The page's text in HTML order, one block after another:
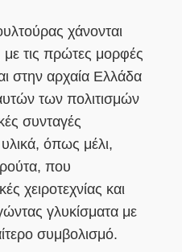
χάνονται
με τις πρώτες μορφές
στην αρχαία Ελλάδα
των πολιτισμών
συνταγές
όπως μέλι,
που
χειροτεχνίας και
γλυκίσματα με
συμβολισμό.